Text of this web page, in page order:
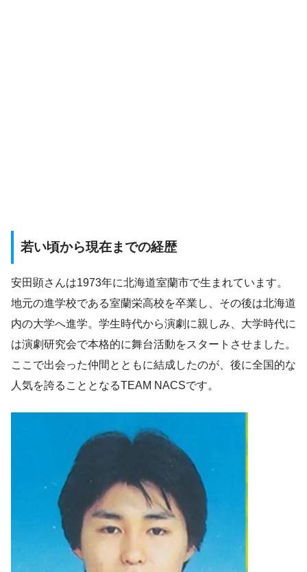
若い頃から現在までの経歴
安田顕さんは1973年に北海道室蘭市で生まれています。
地元の進学校である室蘭栄高校を卒業し、その後は北海道
内の大学へ進学。学生時代から演劇に親しみ、大学時代に
は演劇研究会で本格的に舞台活動をスタートさせました。
ここで出会った仲間とともに結成したのが、後に全国的な
人気を誇ることとなるTEAM NACSです。